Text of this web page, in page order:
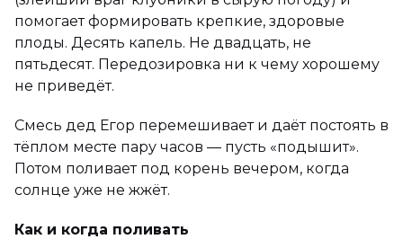
помогает формировать крепкие, здоровые
плоды. Десять капель. Не двадцать, не
пятьдесят. Передозировка ни к чему хорошему
не приведёт.
Смесь дед Егор перемешивает и даёт постоять в
тёплом месте пару часов — пусть «подышит».
Потом поливает под корень вечером, когда
солнце уже не жжёт.
Как и когда поливать